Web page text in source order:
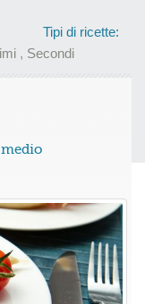
Tipi di ricette:
, Secondi
medio